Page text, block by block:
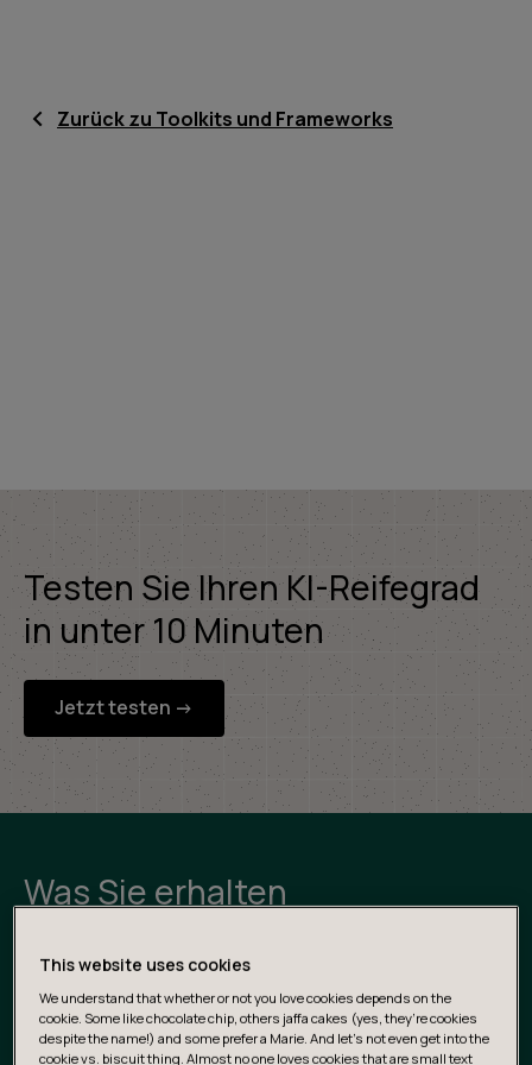
Zurück zu Toolkits und Frameworks
Testen Sie Ihren KI-Reifegrad
in unter 10 Minuten
Jetzt testen ->
Was Sie erhalten
This website uses cookies
We understand that whether or not you love cookies depends on the
cookie. Some like chocolate chip, others jaffa cakes (yes, they’re cookies
despite the name!) and some prefer a Marie. And let's not even get into the
cookie vs. biscuit thing. Almost no one loves cookies that are small text